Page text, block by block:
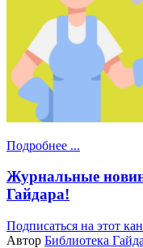
Подробнее ...
Журнальные
Гайдара!
Подписаться на этот
Автор Библиотека